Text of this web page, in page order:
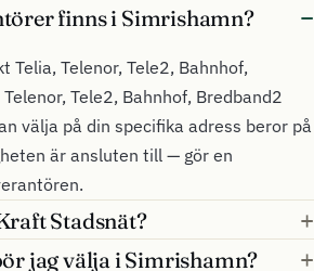
finns i Simrishamn?
Telia, Telenor, Tele2, Bahnhof,
Tele2, Bahnhof, Bredband2
välja på din specifika adress beror på
är ansluten till — gör en
Stadsnät?
jag välja i Simrishamn?